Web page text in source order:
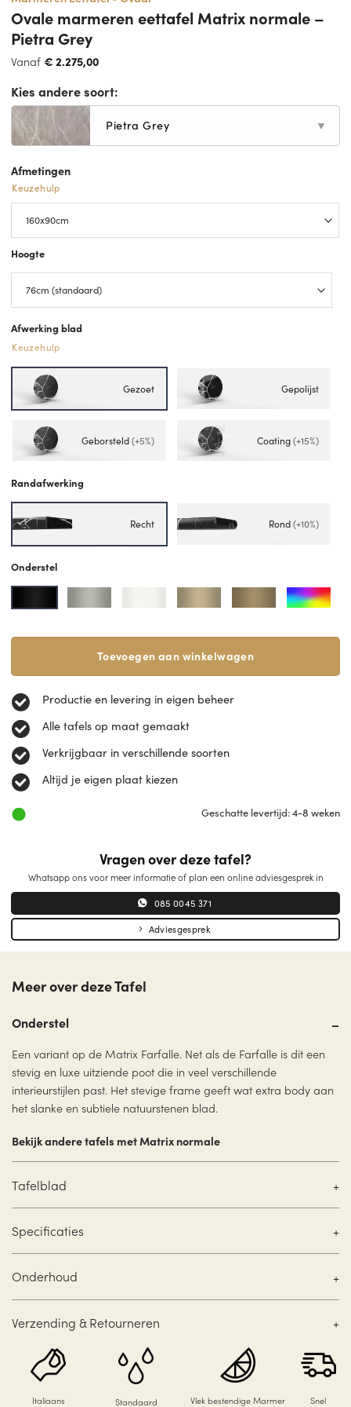
Ovale marmeren eettafel Matrix normale –
Pietra Grey
Vanaf€ 2.275,00
Kies andere soort:
Pietra Grey ▼
Afmetingen
Keuzehulp
Hoogte
Afwerking blad
Keuzehulp
Gezoet Gepolijst
Geborsteld(+5%) Coating(+15%)
Randafwerking
Recht Rond(+10%)
Onderstel
Toevoegen aan winkelwagen
Productie en levering in eigen beheer
Alle tafels op maat gemaakt
Verkrijgbaar in verschillende soorten
Altijd je eigen plaat kiezen
Geschatte levertijd: 4-8 weken
Vragen over deze tafel?
Whatsapp ons voor meer informatie of plan een online adviesgesprek in
085 0045 371
Adviesgesprek
Meer over deze Tafel
Onderstel
Een variant op de Matrix Farfalle. Net als de Farfalle is dit een
stevig en luxe uitziende poot die in veel verschillende
interieurstijlen past. Het stevige frame geeft wat extra body aan
het slanke en subtiele natuurstenen blad.
Bekijk andere tafels met Matrix normale
Tafelblad
Specificaties
Onderhoud
Verzending & Retourneren
Italiaans Standaard Vlek bestendige Marmer Snel